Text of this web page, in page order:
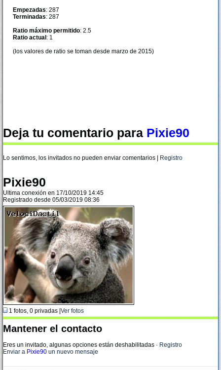
Empezadas: 287
Terminadas: 287
Ratio máximo permitido: 2.5
Ratio actual : 1
(los valores de ratio se toman desde marzo de 2015)
Deja tu comentario para Pixie90
Lo sentimos, los invitados no pueden enviar comentarios | Registro
Pixie90
Ultima conexión en 17/10/2019 14:45
Registrado desde 05/03/2019 08:36
1 fotos, 0 privadas | Ver fotos
Mantener el contacto
Eres un invitado, algunas opciones están deshabilitadas · Registro
Enviar a Pixie90 un nuevo mensaje